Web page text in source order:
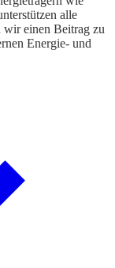
alle
wir einen Beitrag zu
Energie- und